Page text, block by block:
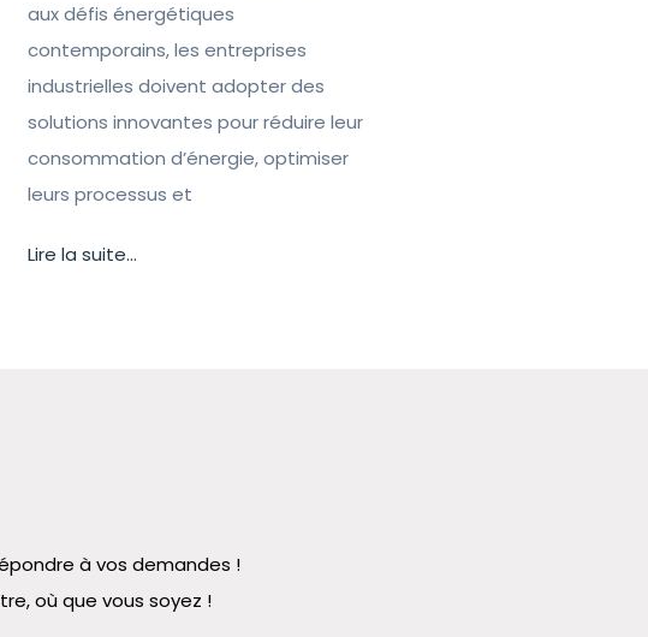
aux défis énergétiques
contemporains, les entreprises
industrielles doivent adopter des
solutions innovantes pour réduire leur
consommation d’énergie, optimiser
leurs processus et
Lire la suite...
à vos demandes !
où que vous soyez !